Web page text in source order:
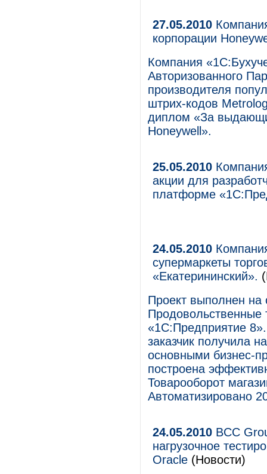
27.05.2010
корпорации
Компания
Авторизованного
производителя
штрих-кодов
диплом «За
Honeywell».
25.05.2010
акции для
платформе
24.05.2010
супермаркеты
«Екатерининский».
Проект выполнен на
«1С:Предприятие
заказчик получила
основными бизнес-
построена
Товарооборот
Автоматизировано
24.05.2010 BCC
нагрузочное
Oracle (Новости)